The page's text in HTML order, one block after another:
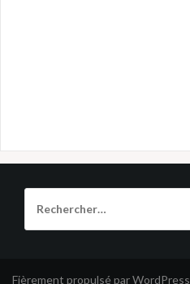
Fièrement propulsé par WordPress